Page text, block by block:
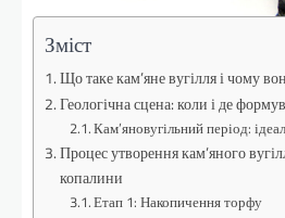
Зміст
Що таке кам’яне вугілля і чому
Геологічна сцена: коли і де
Кам’яновугільний період:
Процес утворення кам’яного
копалини
Етап 1: Накопичення торфу